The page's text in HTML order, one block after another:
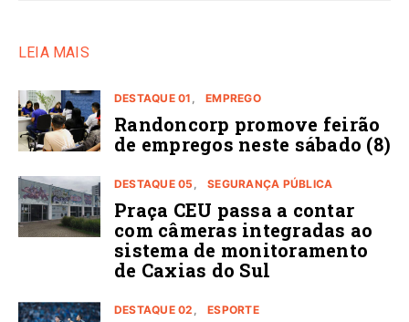
LEIA MAIS
DESTAQUE 01 EMPREGO
Randoncorp promove feirão
de empregos neste sábado (8)
DESTAQUE 05 SEGURANÇA PÚBLICA
Praça CEU passa a contar
com câmeras integradas ao
sistema de monitoramento
de Caxias do Sul
DESTAQUE 02 ESPORTE